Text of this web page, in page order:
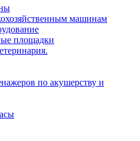
машинам
площадки
по акушерству и